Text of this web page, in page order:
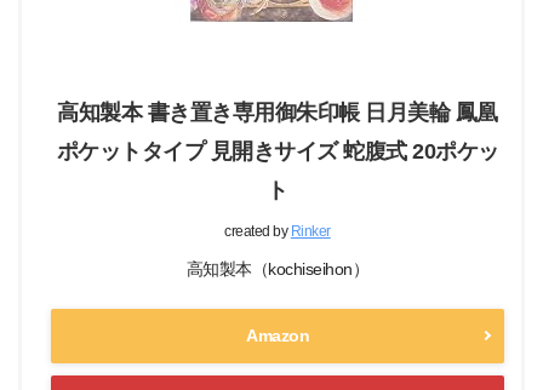
高知製本 書き置き専用御朱印帳 日月美輪 鳳凰
ポケットタイプ 見開きサイズ 蛇腹式 20ポケッ
ト
created by Rinker
高知製本（kochiseihon）
Amazon